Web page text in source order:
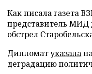
Как писала газета
представитель МИД
обстрел
Дипломатуказала
деградацию